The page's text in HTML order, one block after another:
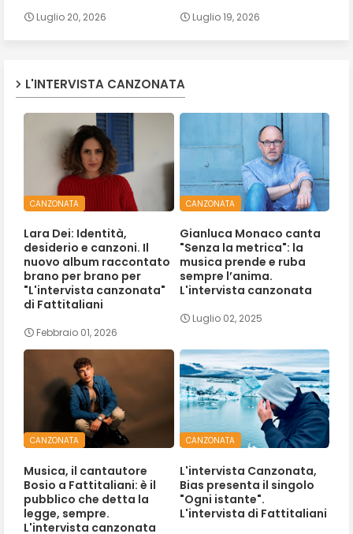
Luglio 20, 2026 Luglio 19, 2026
L'INTERVISTA CANZONATA
CANZONATA
Lara Dei: Identità,
desiderio e canzoni. Il
nuovo album raccontato
brano per brano per
"L'intervista canzonata"
di Fattitaliani
Febbraio 01, 2026
CANZONATA
Gianluca Monaco canta
"Senza la metrica": la
musica prende e ruba
sempre l’anima.
L'intervista canzonata
Luglio 02, 2025
CANZONATA
Musica, il cantautore
Bosio a Fattitaliani: è il
pubblico che detta la
legge, sempre.
L'intervista canzonata
CANZONATA
L'intervista Canzonata,
Bias presenta il singolo
"Ogni istante".
L'intervista di Fattitaliani